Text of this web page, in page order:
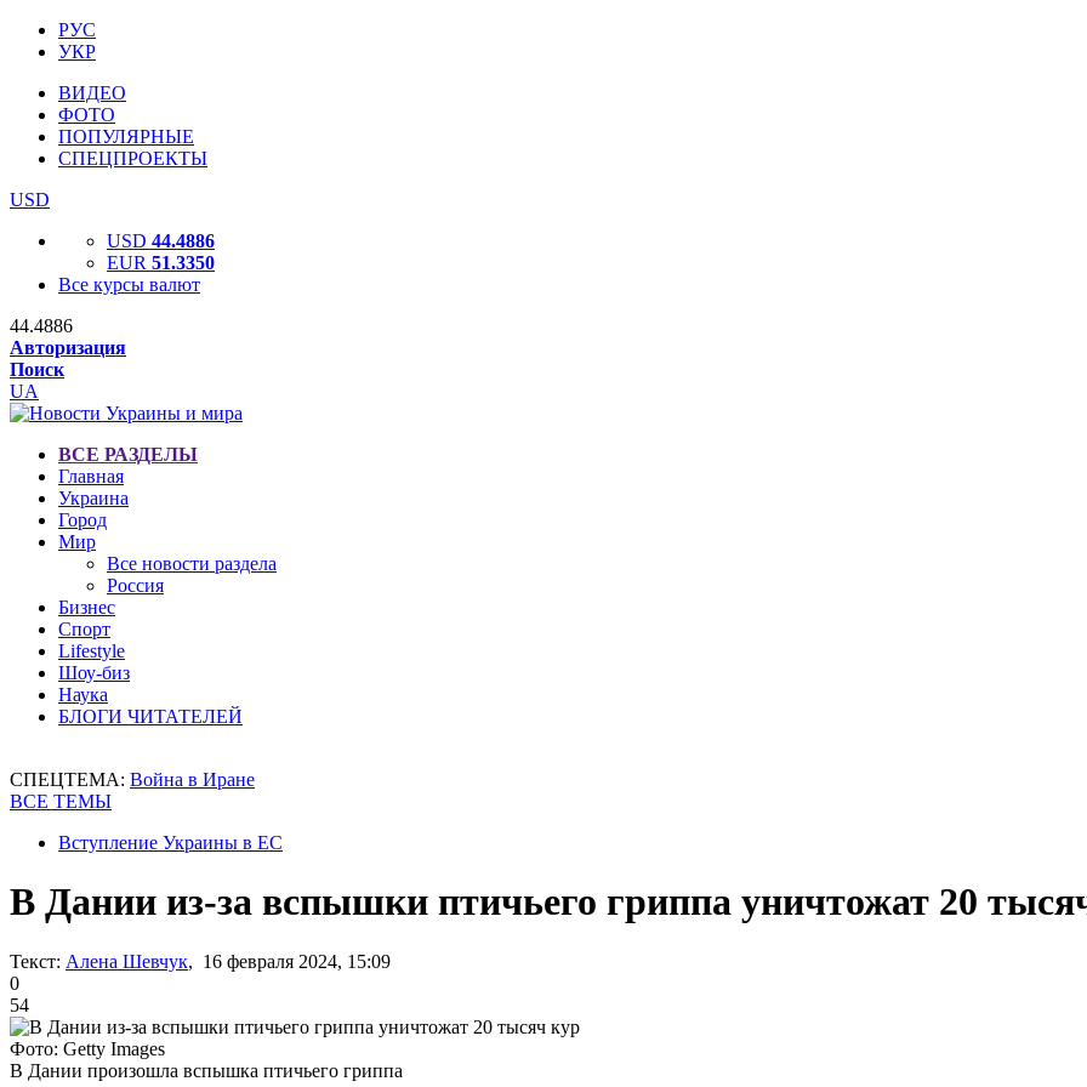
РУС
УКР
ВИДЕО
ФОТО
ПОПУЛЯРНЫЕ
СПЕЦПРОЕКТЫ
USD
USD 44.4886
EUR 51.3350
Все курсы валют
44.4886
Авторизация
Поиск
UA
ВСЕ РАЗДЕЛЫ
Главная
Украина
Город
Мир
Все новости раздела
Россия
Бизнес
Спорт
Lifestyle
Шоу-биз
Наука
БЛОГИ ЧИТАТЕЛЕЙ
СПЕЦТЕМА: Война в Иране
ВСЕ ТЕМЫ
Вступление Украины в ЕС
В Дании из-за вспышки птичьего гриппа уничтожат 20
Текст: Алена Шевчук, 16 февраля 2024, 15:09
0
54
Фото: Getty Images
В Дании произошла вспышка птичьего гриппа